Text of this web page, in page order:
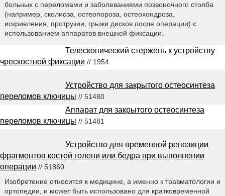
больных с переломами и заболеваниями позвоночного столба
(например, сколиоза, остеопороза, остеохондроза,
искривления, протрузии, грыжи дисков после операции) с
использованием аппаратов внешней фиксации.
Телескопический стержень к устройству
чрескостной фиксации // 1954
Устройство для закрытого остеосинтеза
переломов ключицы // 51480
Аппарат для закрытого остеосинтеза
переломов ключицы // 51481
Устройство для временной репозиции
фрагментов костей голени или бедра при выполнении
операции // 51860
Изобретение относится к медицине, а именно к травматологии и
ортопедии, и может быть использовано для кратковременной